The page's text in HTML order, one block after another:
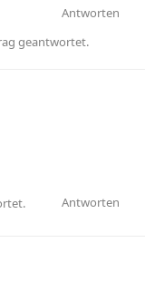
Antworten
geantwortet.
Antworten